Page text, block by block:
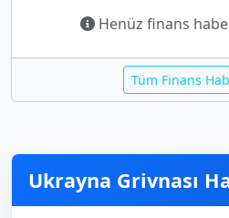
Henüz finans
Tüm Finans
Ukrayna Grivnası